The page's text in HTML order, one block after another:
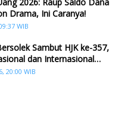
Drama, Ini Caranya!
WIB
Sambut HJK ke-357,
dan Internasional
20:00 WIB